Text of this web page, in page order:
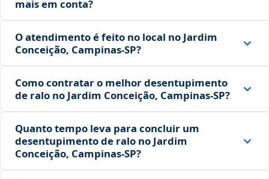
mais em conta?
O atendimento é feito no local no Jardim
Conceição, Campinas‑SP?
Como contratar o melhor desentupimento
de ralo no Jardim Conceição, Campinas‑SP?
Quanto tempo leva para concluir um
desentupimento de ralo no Jardim
Conceição, Campinas‑SP?